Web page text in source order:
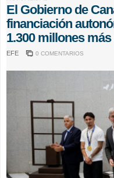
El Gobierno de
financiación
1.300 millones más
EFE 0 COMENTARIOS